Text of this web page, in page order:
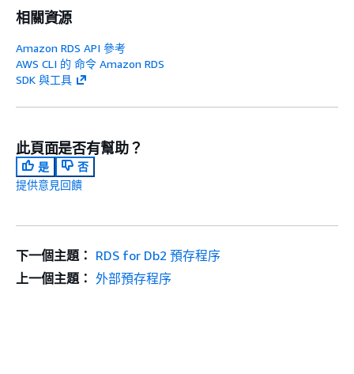
相關資源
Amazon RDS API 參考
AWS CLI 的 命令 Amazon RDS
SDK 與工具
此頁面是否有幫助？
是
否
提供意見回饋
下一個主題： RDS for Db2 預存程序
上一個主題： 外部預存程序